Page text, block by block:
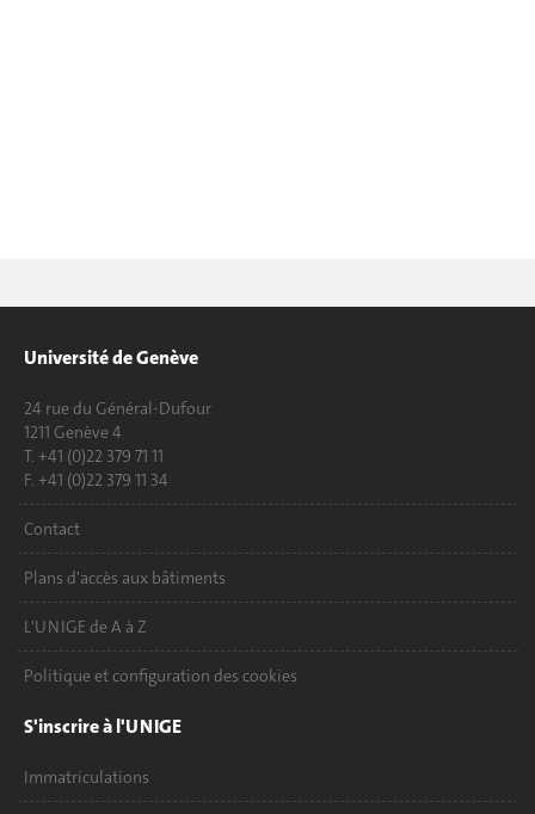
Université de Genève
24 rue du Général-Dufour
1211 Genève 4
T. +41 (0)22 379 71 11
F. +41 (0)22 379 11 34
Contact
Plans d'accès aux bâtiments
L'UNIGE de A à Z
Politique et configuration des cookies
S'inscrire à l'UNIGE
Immatriculations